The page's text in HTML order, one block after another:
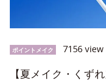
ポイントメイク 7156 view
【夏メイク・くず